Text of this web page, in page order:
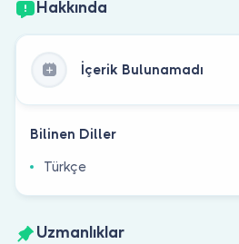
Hakkında
İçerik Bulunamadı
Bilinen Diller
Türkçe
Uzmanlıklar